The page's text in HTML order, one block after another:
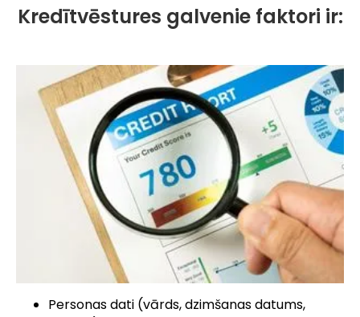
Kredītvēstures galvenie faktori ir:
Personas dati (vārds, dzimšanas datums,